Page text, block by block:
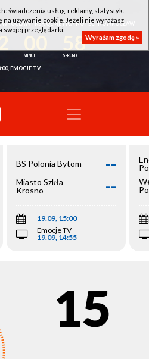
- KSK QEMETICA NOTEĆ INOWROCŁAW
58
EMOCJE TV
BS Polonia Bytom --
Miasto Szkła
Krosno
--
19.09, 15:00
Emocje TV
19.09, 14:55
15
świadczenia usług, reklamy, statystyk.
na używanie cookie. Jeżeli nie wyrażasz
swojej przeglądarki.
Wyrażam zgodę »